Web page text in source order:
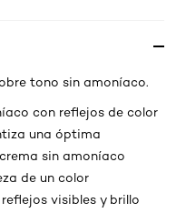
tono sin amoníaco.
con reflejos de color
una óptima
sin amoníaco
de un color
visibles y brillo